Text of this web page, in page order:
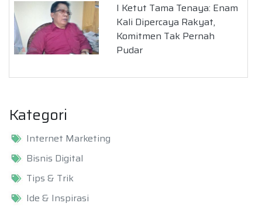
I Ketut Tama Tenaya: Enam
Kali Dipercaya Rakyat,
Komitmen Tak Pernah
Pudar
Kategori
Internet Marketing
Bisnis Digital
Tips & Trik
Ide & Inspirasi